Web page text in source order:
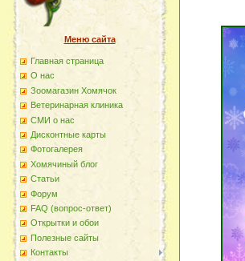
Меню сайта
Главная страница
О наc
Зоомагазин Хомячок
Ветеринарная клиника
СМИ о нас
Дисконтные карты
Фотогалерея
Хомячиный блог
Статьи
Форум
FAQ (вопрос-ответ)
Открытки и обои
Полезные сайты
Контакты